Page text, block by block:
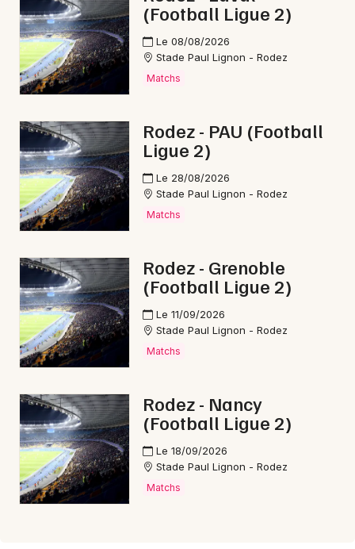
Newsletter des sorties
Artistes en tournée
Actus à Villefranche-de-Rouergue
Magazine à Villefranche-de-Rouergue
Choisir mes départements
Mon email
Je m'abonne
(Football Ligue 2)
Le 08/08/2026
Stade Paul Lignon - Rodez
Matchs
Rodez - PAU (Football
Ligue 2)
Le 28/08/2026
Stade Paul Lignon - Rodez
Matchs
Rodez - Grenoble
(Football Ligue 2)
Le 11/09/2026
Stade Paul Lignon - Rodez
Matchs
Rodez - Nancy
(Football Ligue 2)
Le 18/09/2026
Stade Paul Lignon - Rodez
Matchs